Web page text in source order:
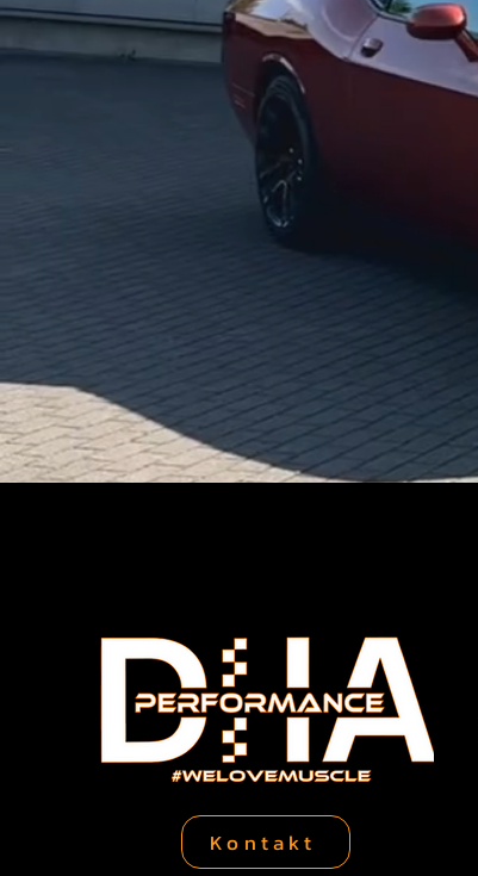
Dodge Challenger
Ein Dodge Challenger
geprüft und transparent
Vorteile eines
Attraktiver Dodge
Viele Kunden suchen
bekommen.
Modell & Baujahr
Motorisierung
Zustand (neu oder
Richtwerte:
Kontakt